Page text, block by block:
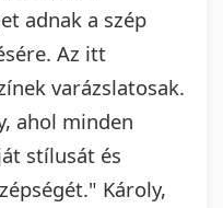
adnak a szép
Az itt
varázslatosak.
ahol minden
stílusát és
Károly,